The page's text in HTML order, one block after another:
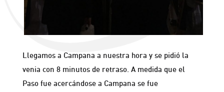
Llegamos a Campana a nuestra hora y se pidió la
venia con 8 minutos de retraso. A medida que el
Paso fue acercándose a Campana se fue